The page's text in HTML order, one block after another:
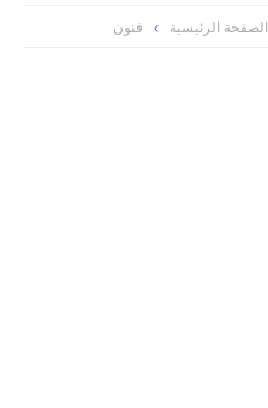
الصفحة الرئيسية فنون